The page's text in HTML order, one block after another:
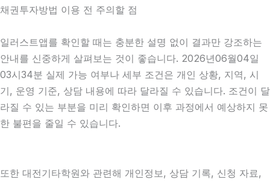
채권투자방법 이용 전 주의할 점
일러스트앱를 확인할 때는 충분한 설명 없이 결과만 강조하는
안내를 신중하게 살펴보는 것이 좋습니다. 2026년06월04일
03시34분 실제 가능 여부나 세부 조건은 개인 상황, 지역, 시
기, 운영 기준, 상담 내용에 따라 달라질 수 있습니다. 조건이 달
라질 수 있는 부분을 미리 확인하면 이후 과정에서 예상하지 못
한 불편을 줄일 수 있습니다.
또한 대전기타학원와 관련해 개인정보, 상담 기록, 신청 자료,